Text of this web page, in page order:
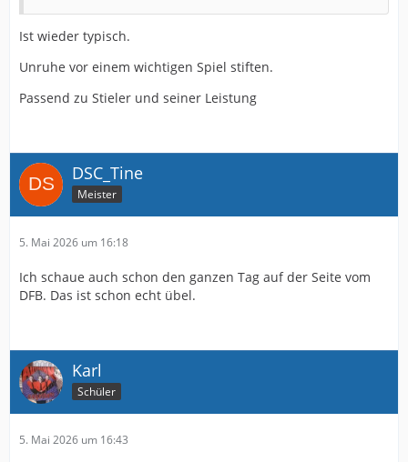
Ist wieder typisch.
Unruhe vor einem wichtigen Spiel stiften.
Passend zu Stieler und seiner Leistung
DSC_Tine
Meister
5. Mai 2026 um 16:18
Ich schaue auch schon den ganzen Tag auf der Seite vom
DFB. Das ist schon echt übel.
Karl
Schüler
5. Mai 2026 um 16:43